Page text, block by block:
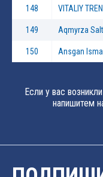
148 VITALIY
149 Aqmyrza
150 Ansgan
Если у вас
напишитем